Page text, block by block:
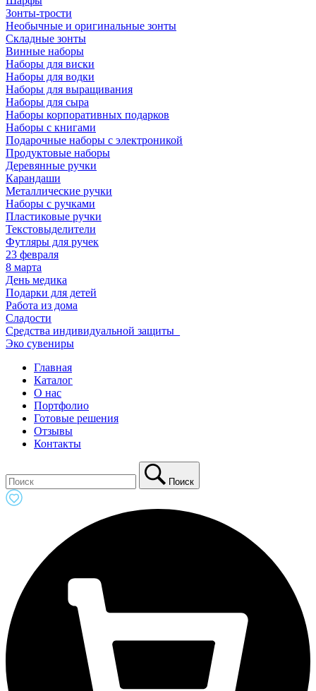
Зонты-трости
Необычные и оригинальные зонты
Складные зонты
Винные наборы
Наборы для виски
Наборы для водки
Наборы для выращивания
Наборы для сыра
Наборы корпоративных подарков
Наборы с книгами
Подарочные наборы с электроникой
Продуктовые наборы
Деревянные ручки
Карандаши
Металлические ручки
Наборы с ручками
Пластиковые ручки
Текстовыделители
Футляры для ручек
23 февраля
8 марта
День медика
Подарки для детей
Работа из дома
Сладости
Средства индивидуальной защиты_
Эко сувениры
Главная
Каталог
О нас
Портфолио
Готовые решения
Отзывы
Контакты
Поиск